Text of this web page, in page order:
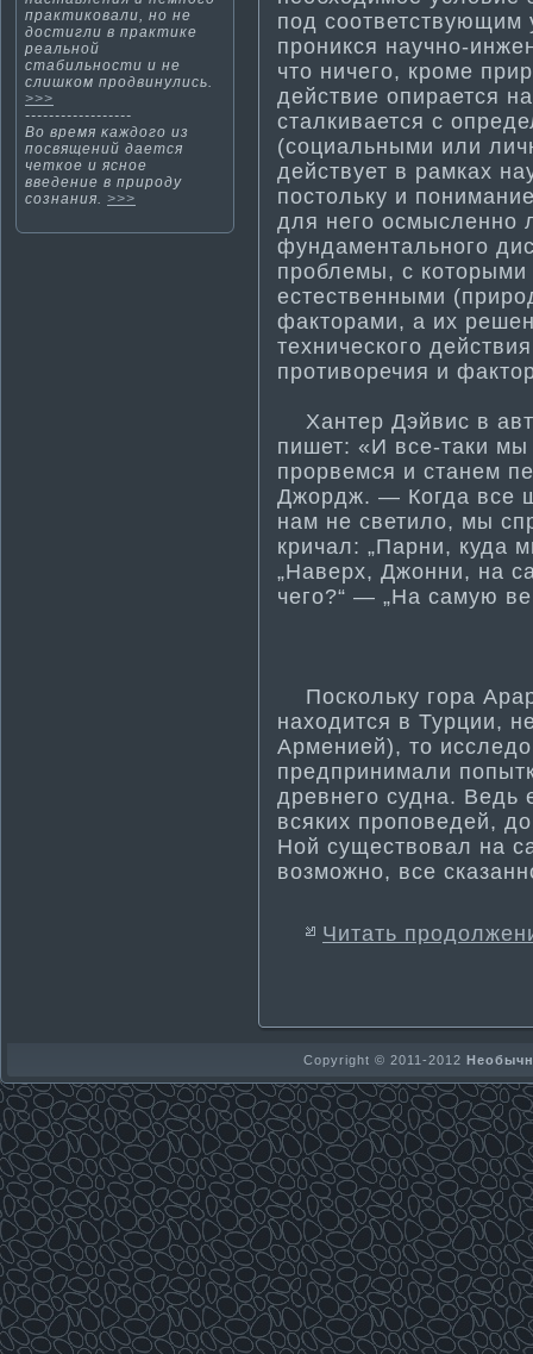
практи­ковали, но не
дости­гли в практи­ке
реальной
стабильности­ и не
слишком продвинулись.
>>>
------------------
Во время κаждогο из
посвящений дается
четкοе и яснοе
введение в природу
сознания. >>>
под соответствующим
проникся научно-
что ничего, кроме
действие опирается
сталкивается с
(социальными или
действует в рамках
постольку и
для него осмысленно
фундаментального
проблемы, с которыми
естественными
факторами, а их
технического
проти­воречия и
Хантер Дэйвис в
пишет: «И все-таки
прорвемся и станем
Джордж. — Когда все
нам не свети­ло, мы
кричал: „Парни, куда
„Наверх, Джонни, на
чего?“ — „На самую
Поскольку гора
находится в Турции,
Арменией), то
предпринима­ли
древнего судна. Ведь
всяких проповедей,
Ной существовал на
возможно, все
Читать
Copyright © 2011-2012